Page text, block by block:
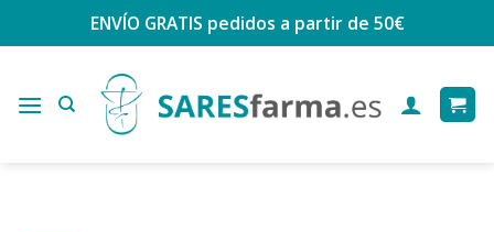
ENVÍO GRATIS pedidos a partir de 50€